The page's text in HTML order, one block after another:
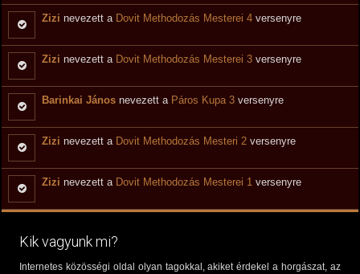
Zizi nevezett a Dovit Methodozás Mesterei 4 versenyre
Zizi nevezett a Dovit Methodozás Mesterei 3 versenyre
Barinkai János nevezett a Páros Kupa 3 versenyre
Zizi nevezett a Dovit Methodozás Mesteri 2 versenyre
Zizi nevezett a Dovit Methodozás Mesterei 1 versenyre
Kik vagyunk mi?
Internetes közösségi oldal olyan tagokkal, akiket érdekel a horgászat, az